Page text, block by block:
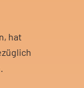
hat